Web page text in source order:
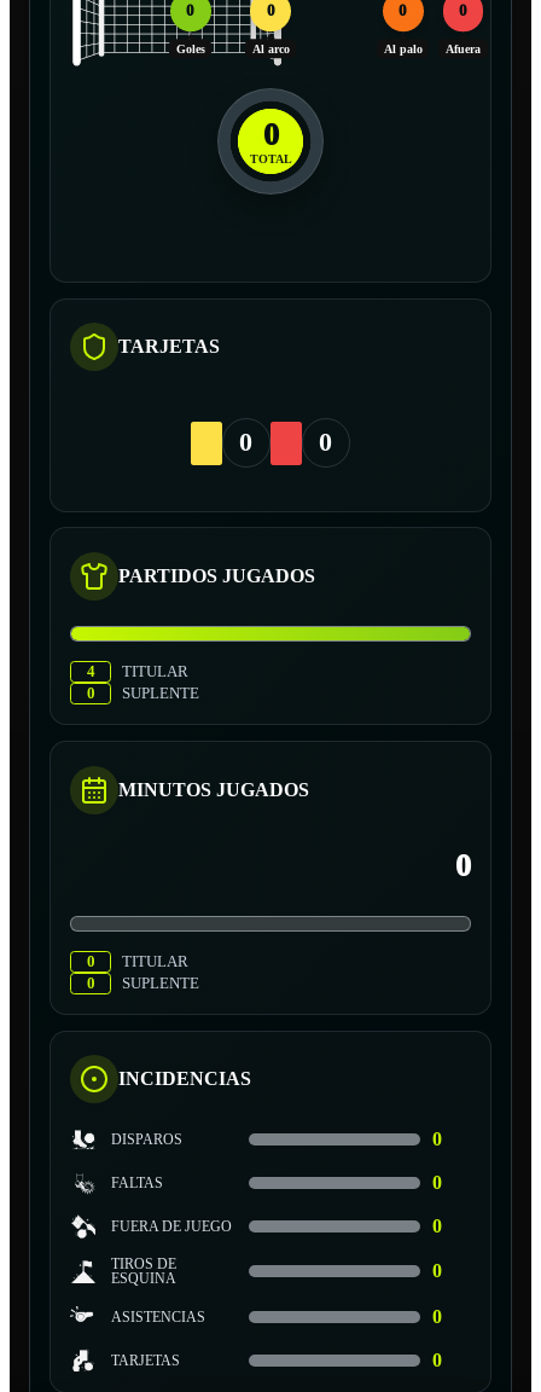
0
Goles
0
Al arco
0
Al palo
0
Afuera
0
TOTAL
TARJETAS
0 0
PARTIDOS JUGADOS
4
TITULAR
0
SUPLENTE
MINUTOS JUGADOS
0
0
TITULAR
0
SUPLENTE
INCIDENCIAS
DISPAROS 0
FALTAS 0
FUERA DE JUEGO 0
TIROS DE
ESQUINA
0
ASISTENCIAS 0
TARJETAS 0